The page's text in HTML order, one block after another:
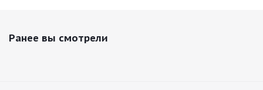
Ранее вы смотрели